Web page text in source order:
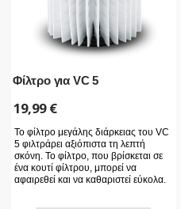
Φίλτρο για VC 5
19,99€
Το φίλτρο μεγάλης διάρκειας του VC
5 φιλτράρει αξιόπιστα τη λεπτή
σκόνη. Το φίλτρο, που βρίσκεται σε
ένα κουτί φίλτρου, μπορεί να
αφαιρεθεί και να καθαριστεί εύκολα.